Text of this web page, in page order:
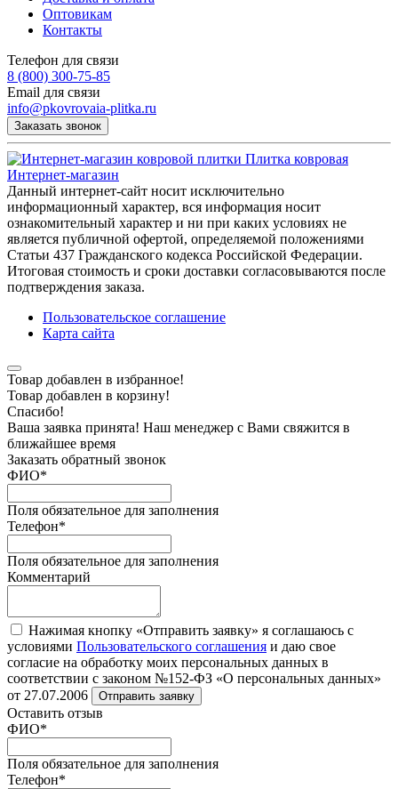
Оптовикам
Контакты
Телефон для связи
8 (800) 300-75-85
Email для связи
info@pkovrovaia-plitka.ru
Заказать звонок
Плитка ковровая
Интернет-магазин
Данный интернет-сайт носит исключительно
информационный характер, вся информация носит
ознакомительный характер и ни при каких условиях не
является публичной офертой, определяемой положениями
Статьи 437 Гражданского кодекса Российской Федерации.
Итоговая стоимость и сроки доставки согласовываются после
подтверждения заказа.
Пользовательское соглашение
Карта сайта
Товар добавлен в избранное!
Товар добавлен в корзину!
Спасибо!
Ваша заявка принята! Наш менеджер с Вами свяжится в
ближайшее время
Заказать обратный звонок
ФИО*
Поля обязательное для заполнения
Телефон*
Поля обязательное для заполнения
Комментарий
Нажимая кнопку «Отправить заявку» я соглашаюсь с
условиями Пользовательского соглашения и даю свое
согласие на обработку моих персональных данных в
соответствии с законом №152-ФЗ «О персональных данных»
от 27.07.2006
Отправить заявку
Оставить отзыв
ФИО*
Поля обязательное для заполнения
Телефон*